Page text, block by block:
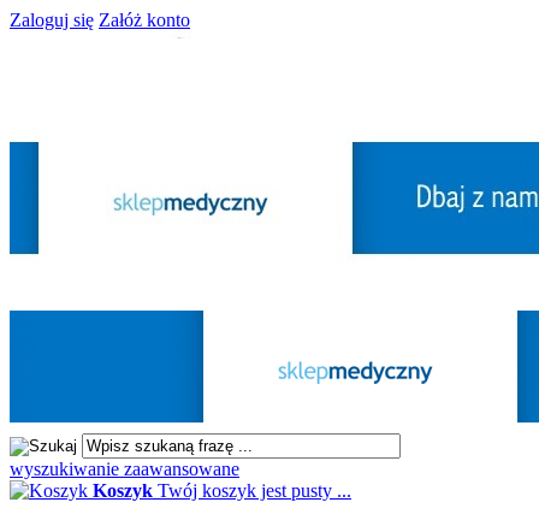
Zaloguj się Załóż konto
wyszukiwanie zaawansowane
Koszyk Twój koszyk jest pusty ...